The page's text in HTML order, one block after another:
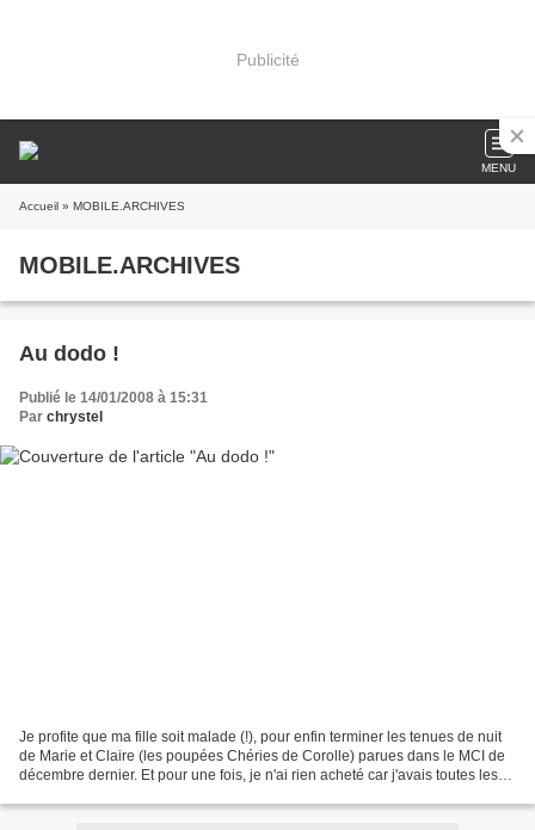
Publicité
MENU
Accueil » MOBILE.ARCHIVES
MOBILE.ARCHIVES
Au dodo !
Publié le 14/01/2008 à 15:31
Par chrystel
Je profite que ma fille soit malade (!), pour enfin terminer les tenues de nuit
de Marie et Claire (les poupées Chéries de Corolle) parues dans le MCI de
décembre dernier. Et pour une fois, je n'ai rien acheté car j'avais toutes les